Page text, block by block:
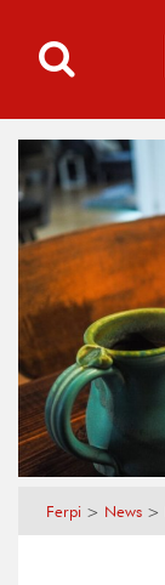
Ferpi > News >